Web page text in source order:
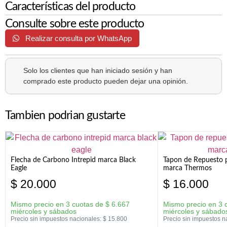
Características del producto
Consulte sobre este producto
Realizar consulta por WhatsApp
Solo los clientes que han iniciado sesión y han
comprado este producto pueden dejar una opinión.
Tambien podrian gustarte
Flecha de Carbono Intrepid marca Black
Eagle
$ 20.000
Mismo precio en 3 cuotas de $ 6.667
miércoles y sábados
Precio sin impuestos nacionales: $ 15.800
Tapon de Repuesto
marca Thermos
$ 16.000
Mismo precio en 3
miércoles y
Precio sin impuestos